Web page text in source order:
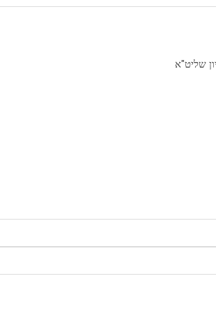
שליט"א